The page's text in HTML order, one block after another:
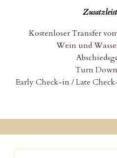
Kostenloser Transfer
Wein und
Turn Down
Early Check-in / Late